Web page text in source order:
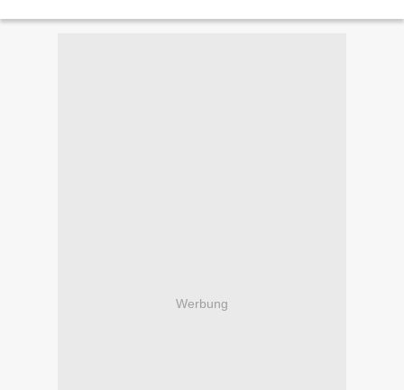
Werbung